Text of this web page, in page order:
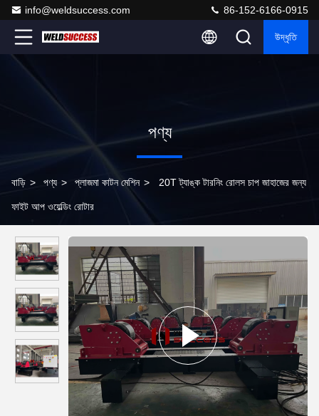
info@weldsuccess.com 86-152-6166-0915
উদ্ধৃতি
পণ্য
বাড়ি > পণ্য > প্লাজমা কাটন মেশিন > 20T ট্যাঙ্ক টারনিং রোলস চাপ জাহাজের জন্য
ফাইট আপ ওয়েল্ডিং রোটার